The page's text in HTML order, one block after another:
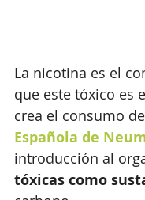
La nicotina es el
que este tóxico es
crea el consumo
Española de
introducción al
tóxicas como